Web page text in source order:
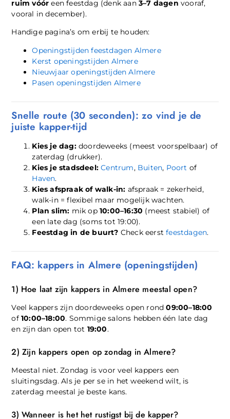
ruim vóór een feestdag (denk aan3–7 dagen vooraf,
vooral in december).
Handige pagina’s om erbij te houden:
Openingstijden feestdagen Almere
Kerst openingstijden Almere
Nieuwjaar openingstijden Almere
Pasen openingstijden Almere
Snelle route (30 seconden): zo vind je de
juiste kapper-tijd
Kies je dag:doordeweeks (meest voorspelbaar) of
zaterdag (drukker).
Kies je stadsdeel: Centrum, Buiten, Poort of
Haven.
Kies afspraak of walk-in: afspraak = zekerheid,
walk-in = flexibel maar mogelijk wachten.
Plan slim: mik op 10:00–16:30 (meest stabiel) of
een late dag (soms tot 19:00).
Feestdag in de buurt? Check eerstfeestdagen.
FAQ: kappers in Almere (openingstijden)
1) Hoe laat zijn kappers in Almere meestal open?
Veel kappers zijn doordeweeks open rond09:00–18:00
of 10:00–18:00. Sommige salons hebben één late dag
en zijn dan open tot 19:00.
2) Zijn kappers open op zondag in Almere?
Meestal niet. Zondag is voor veel kappers een
sluitingsdag. Als je per se in het weekend wilt, is
zaterdag meestal je beste kans.
3) Wanneer is het het rustigst bij de kapper?